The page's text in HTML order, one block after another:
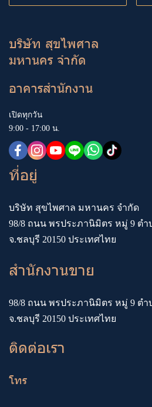
บริษัท สุขไพศาล
มหานคร จำกัด
อาคารสำนักงาน
เปิดทุกวัน
9:00 - 17:00 น.
ที่อยู่
บริษัท สุขไพศาล มหานคร จำกัด
98/8 ถนน พรประภานิมิตร หมู่ 9 ตำ
จ.ชลบุรี 20150 ประเทศไทย
สำนักงานขาย
98/8 ถนน พรประภานิมิตร หมู่ 9 ตำ
จ.ชลบุรี 20150 ประเทศไทย
ติดต่อเรา
โทร